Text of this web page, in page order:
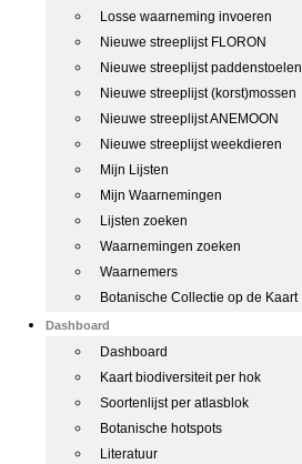
Losse waarneming invoeren
Nieuwe streeplijst FLORON
Nieuwe streeplijst paddenstoelen
Nieuwe streeplijst (korst)mossen
Nieuwe streeplijst ANEMOON
Nieuwe streeplijst weekdieren
Mijn Lijsten
Mijn Waarnemingen
Lijsten zoeken
Waarnemingen zoeken
Waarnemers
Botanische Collectie op de Kaart
Dashboard
Dashboard
Kaart biodiversiteit per hok
Soortenlijst per atlasblok
Botanische hotspots
Literatuur